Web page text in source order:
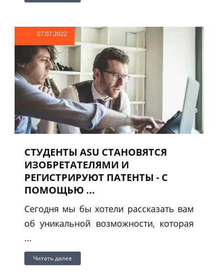
07.07.2022
СТУДЕНТЫ ASU СТАНОВЯТСЯ
ИЗОБРЕТАТЕЛЯМИ И
РЕГИСТРИРУЮТ ПАТЕНТЫ - С
ПОМОЩЬЮ ...
Сегодня мы бы хотели рассказать вам
об уникальной возможности, которая
...
Читать далее